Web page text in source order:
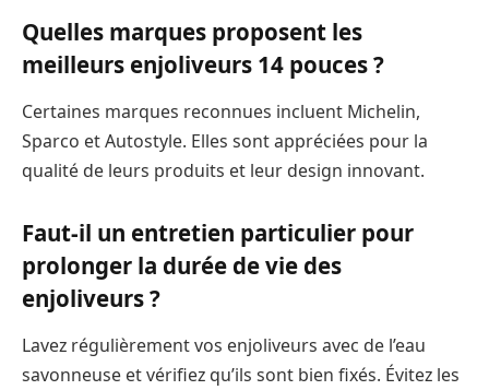
Quelles marques proposent les
meilleurs enjoliveurs 14 pouces ?
Certaines marques reconnues incluent Michelin,
Sparco et Autostyle. Elles sont appréciées pour la
qualité de leurs produits et leur design innovant.
Faut-il un entretien particulier pour
prolonger la durée de vie des
enjoliveurs ?
Lavez régulièrement vos enjoliveurs avec de l’eau
savonneuse et vérifiez qu’ils sont bien fixés. Évitez les